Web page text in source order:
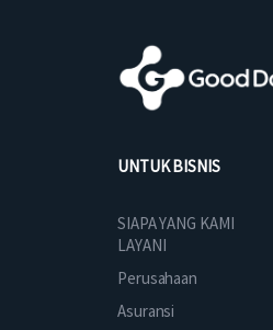
UNTUK BISNIS
SIAPA YANG KAMI
LAYANI
Perusahaan
Asuransi